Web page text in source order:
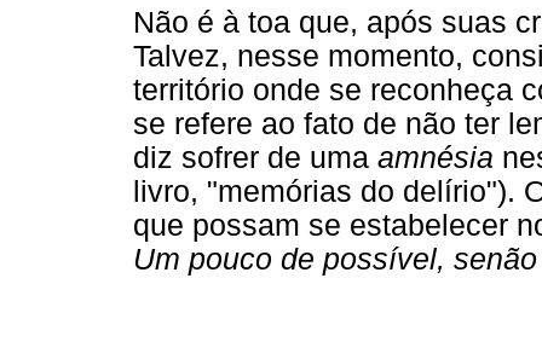
Não é à toa que, após suas
Talvez, nesse momento,
território onde se reconheça
se refere ao fato de não ter
diz sofrer de uma amnésia
livro, "memórias do delírio").
que possam se estabelecer
Um pouco de possível,